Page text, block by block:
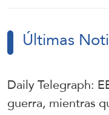
Últimas
Daily Telegraph:
guerra, mientras